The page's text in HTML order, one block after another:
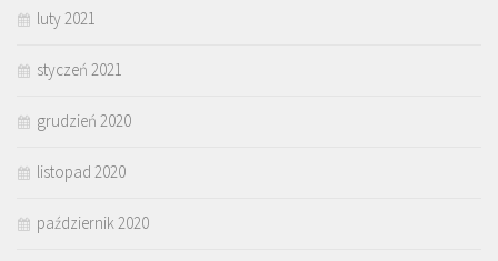
luty 2021
styczeń 2021
grudzień 2020
listopad 2020
październik 2020